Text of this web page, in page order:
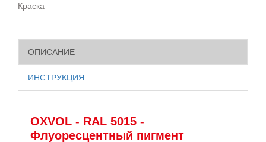
Краска ​
ОПИСАНИЕ
ИНСТРУКЦИЯ
OXVOL - RAL 5015 -
Флуоресцентный пигмент